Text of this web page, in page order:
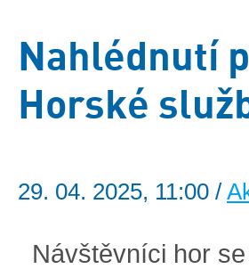
Nahlédnutí
Horské
29. 04. 2025, 11:00 /
Návštěvníci hor